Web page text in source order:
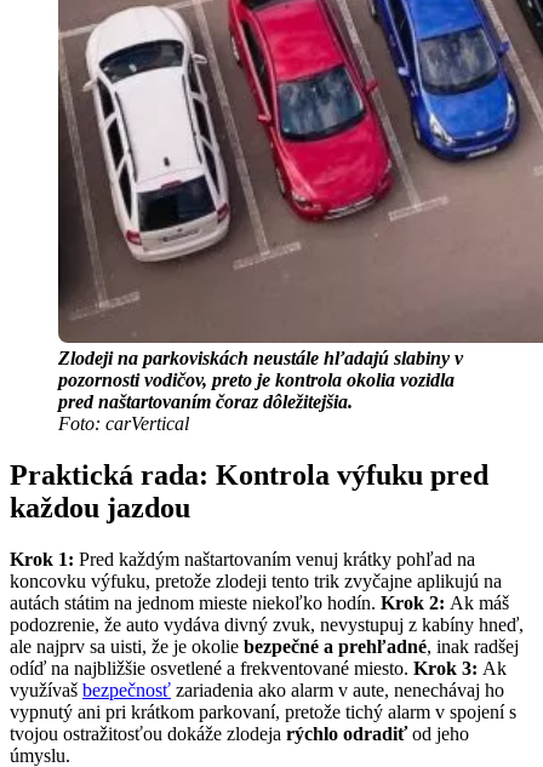
Zlodeji na parkoviskách neustále hľadajú slabiny v
pozornosti vodičov, preto je kontrola okolia vozidla
pred naštartovaním čoraz dôležitejšia.
Foto: carVertical
Praktická rada: Kontrola výfuku pred
každou jazdou
Krok 1: Pred každým naštartovaním venuj krátky pohľad na
koncovku výfuku, pretože zlodeji tento trik zvyčajne aplikujú na
autách státim na jednom mieste niekoľko hodín. Krok 2: Ak máš
podozrenie, že auto vydáva divný zvuk, nevystupuj z kabíny hneď,
ale najprv sa uisti, že je okolie bezpečné a prehľadné, inak radšej
odíď na najbližšie osvetlené a frekventované miesto. Krok 3: Ak
využívaš bezpečnosť zariadenia ako alarm v aute, nenechávaj ho
vypnutý ani pri krátkom parkovaní, pretože tichý alarm v spojení s
tvojou ostražitosťou dokáže zlodeja rýchlo odradiťod jeho
úmyslu.